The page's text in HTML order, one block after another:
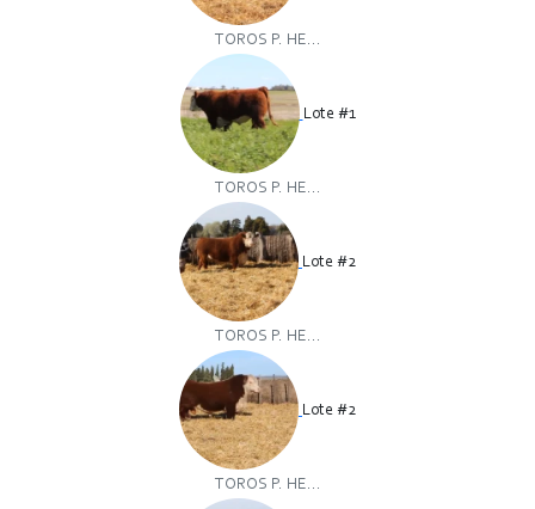
TOROS P. HE...
Lote #1
TOROS P. HE...
Lote #2
TOROS P. HE...
Lote #2
TOROS P. HE...